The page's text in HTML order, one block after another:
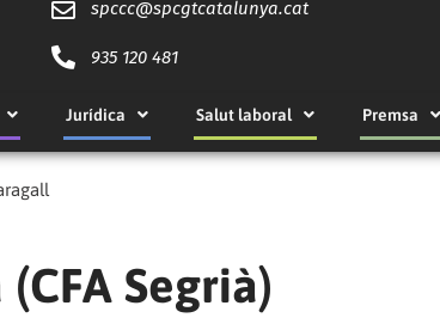
spccc@spcgtcatalunya.cat
935 120 481
Jurídica Salut laboral Premsa
Segrià)